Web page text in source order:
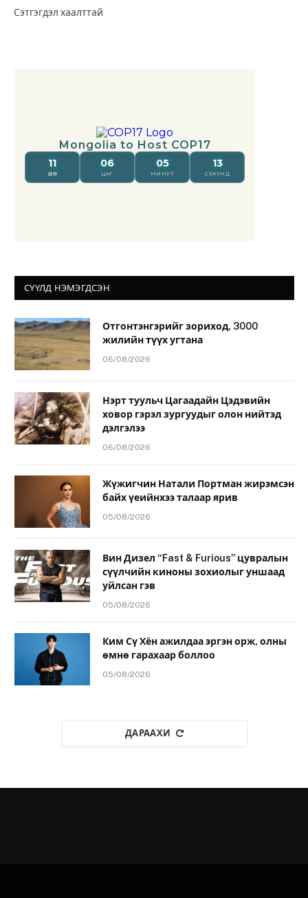
Сэтгэгдэл хаалттай
СҮҮЛД НЭМЭГДСЭН
Отгонтэнгэрийг зориход, 3000
жилийн түүх угтана
06/08/2026
Нэрт туульч Цагаадайн Цэдэвийн
ховор гэрэл зургуудыг олон нийтэд
дэлгэлээ
06/08/2026
Жүжигчин Натали Портман жирэмсэн
байх үеийнхээ талаар ярив
05/08/2026
Вин Дизел “Fast & Furious” цувралын
сүүлчийн киноны зохиолыг уншаад
уйлсан гэв
05/08/2026
Ким Сү Хён ажилдаа эргэн орж, олны
өмнө гарахаар боллоо
05/08/2026
ДАРААХИ